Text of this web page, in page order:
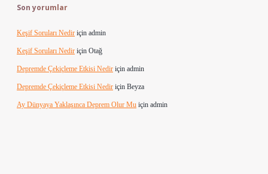
Son yorumlar
Keşif Soruları Nedir için admin
Keşif Soruları Nedir için Otağ
Depremde Çekiçleme Etkisi Nedir için admin
Depremde Çekiçleme Etkisi Nedir için Beyza
Ay Dünyaya Yaklaşınca Deprem Olur Mu için admin